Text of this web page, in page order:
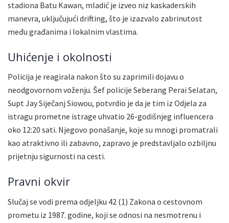
stadiona Batu Kawan, mladić je izveo niz kaskaderskih
manevra, uključujući drifting, što je izazvalo zabrinutost
među građanima i lokalnim vlastima.
Uhićenje i okolnosti
Policija je reagirala nakon što su zaprimili dojavu o
neodgovornom voženju. Šef policije Seberang Perai Selatan,
Supt Jay Siječanj Siowou, potvrdio je da je tim iz Odjela za
istragu prometne istrage uhvatio 26-godišnjeg influencera
oko 12:20 sati. Njegovo ponašanje, koje su mnogi promatrali
kao atraktivno ili zabavno, zapravo je predstavljalo ozbiljnu
prijetnju sigurnosti na cesti.
Pravni okvir
Slučaj se vodi prema odjeljku 42 (1) Zakona o cestovnom
prometu iz 1987. godine, koji se odnosi na nesmotrenu i